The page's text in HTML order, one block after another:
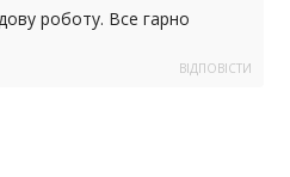
роботу. Все гарно
ВІДПОВІCТИ